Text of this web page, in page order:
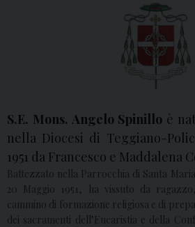
S.E. Mons. Angelo Spinillo è
nella Diocesi di Teggiano-
1951 da Francesco e Maddalena
Battezzato nella Parrocchia di Santa
20 Maggio 1951, ha vissuto da
cammino di formazione religiosa e di
dei sacramenti dell’Eucaristia e della